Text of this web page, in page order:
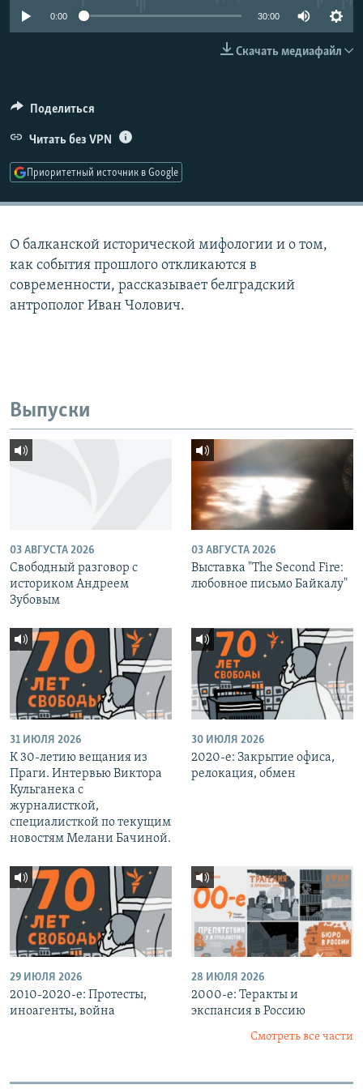
РАСПИСАНИЕ ВЕЩАНИЯ
0:00 30:00
Скачать медиафайл
Поделиться
Читать без VPN
Приоритетный источник в Google
О балканской исторической мифологии и о том,
как события прошлого откликаются в
современности, рассказывает белградский
антрополог Иван Чолович.
Выпуски
03 АВГУСТА 2026
Свободный разговор с
историком Андреем
Зубовым
03 АВГУСТА 2026
Выставка "The Second Fire:
любовное письмо Байкалу"
31 ИЮЛЯ 2026
К 30-летию вещания из
Праги. Интервью Виктора
Кульганека с
журналисткой,
специалисткой по текущим
новостям Мелани Бачиной.
30 ИЮЛЯ 2026
2020-е: Закрытие офиса,
релокация, обмен
29 ИЮЛЯ 2026
2010-2020-е: Протесты,
иноагенты, война
28 ИЮЛЯ 2026
2000-е: Теракты и
экспансия в Россию
Смотреть все части